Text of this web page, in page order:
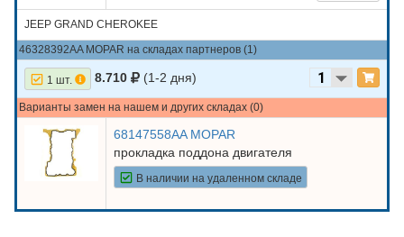
JEEP GRAND CHEROKEE
46328392AA MOPAR на складах партнеров (1)
1 шт. 8.710 (1-2 дня)
Варианты замен на нашем и других складах (0)
68147558AA MOPAR
прокладка поддона двигателя
В наличии на удаленном складе